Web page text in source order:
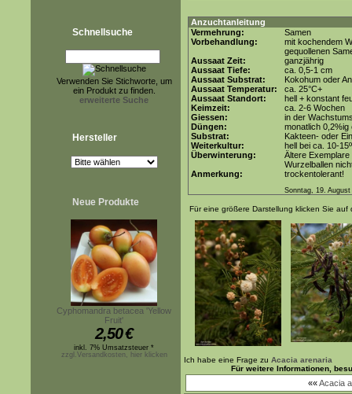
Schnellsuche
Verwenden Sie Stichworte, um
ein Produkt zu finden.
erweiterte Suche
Hersteller
Neue Produkte
Cyphomandra betacea 'Yellow
Fruit'
2,50€
inkl. 7% Umsatzsteuer *
zzgl.Versandkosten, hier klicken
Anzuchtanleitung
Vermehrung:
Samen
Vorbehandlung:
mit kochendem
gequollenen
Aussaat Zeit:
ganzjährig
Aussaat Tiefe:
ca. 0,5-1 cm
Aussaat Substrat:
Kokohum oder
Aussaat Temperatur:
ca. 25°C+
Aussaat Standort:
hell + konstant
Keimzeit:
ca. 2-6 Wochen
Giessen:
in der
Düngen:
monatlich
Substrat:
Kakteen- oder
Weiterkultur:
hell bei ca. 10-
Überwinterung:
Ältere
Wurzelballen
Anmerkung:
trockentolerant!
Sonntag, 19. August
Für eine größere Darstellung klicken Sie auf
Ich habe eine Frage zu Acacia arenaria
Für weitere Informationen,
««Acacia